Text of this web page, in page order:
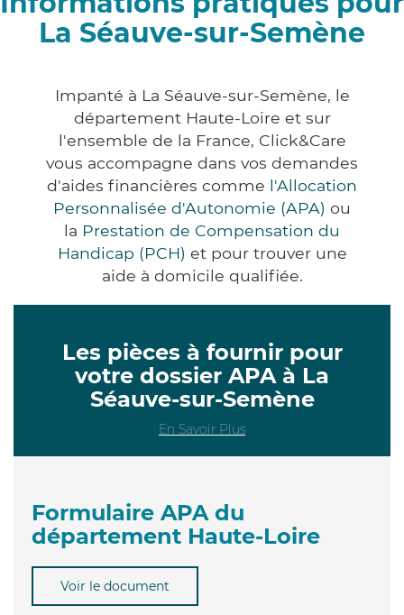
La Séauve-sur-Semène
Impanté à La Séauve-sur-Semène, le
département Haute-Loire et sur
l'ensemble de la France, Click&Care
vous accompagne dans vos demandes
d'aides financières comme l'Allocation
Personnalisée d'Autonomie (APA) ou
la Prestation de Compensation du
Handicap (PCH) et pour trouver une
aide à domicile qualifiée.
Les pièces à fournir pour
votre dossier APA à La
Séauve-sur-Semène
En Savoir Plus
Formulaire APA du
département Haute-Loire
Voir le document